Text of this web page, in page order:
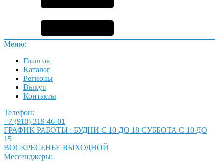
Меню:
Главная
Каталог
Регионы
Выкуп
Контакты
Телефон:
+7 (918) 319-46-81
ГРАФИК РАБОТЫ : БУДНИ С 10 ДО 18 СУББОТА С 10 ДО
15
ВОСКРЕСЕНЬЕ ВЫХОДНОЙ
Мессенджеры: